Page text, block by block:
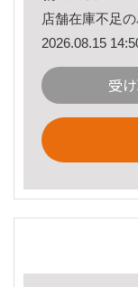
店舗在庫不足
2026.08.15
受